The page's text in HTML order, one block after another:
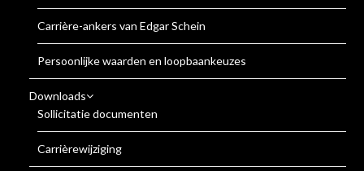
Carrière-ankers van Edgar Schein
Persoonlijke waarden en loopbaankeuzes
Downloads
Sollicitatie documenten
Carrièrewijziging